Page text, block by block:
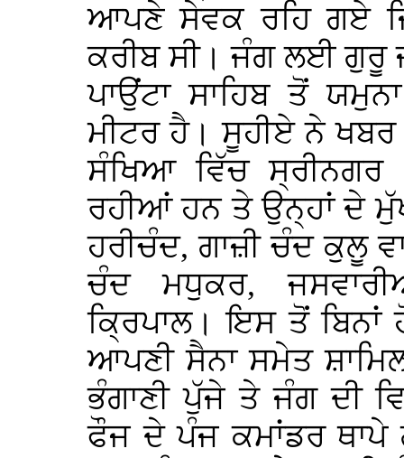
ਆਪਣੇ ਸੇਵਕ ਰਹਿ ਗਏ
ਕਰੀਬ ਸੀ। ਜੰਗ ਲਈ ਗੁਰੂ
ਪਾਉਂਟਾ ਸਾਹਿਬ ਤੋਂ
ਮੀਟਰ ਹੈ। ਸੂਹੀਏ ਨੇ ਖਬਰ
ਸੰਖਿਆ ਵਿੱਚ
ਰਹੀਆਂ ਹਨ ਤੇ ਉਨ੍ਹਾਂ ਦੇ
ਹਰੀਚੰਦ, ਗਾਜ਼ੀ ਚੰਦ ਕੁਲੂ
ਚੰਦ ਮਧੁਕਰ,
ਕ੍ਰਿਪਾਲ। ਇਸ ਤੋਂ ਬਿਨਾਂ
ਆਪਣੀ ਸੈਨਾ ਸਮੇਤ
ਭੰਗਾਣੀ ਪੁੱਜੇ ਤੇ ਜੰਗ ਦੀ
ਫੌਜ ਦੇ ਪੰਜ ਕਮਾਂਡਰ ਥਾਪੇ